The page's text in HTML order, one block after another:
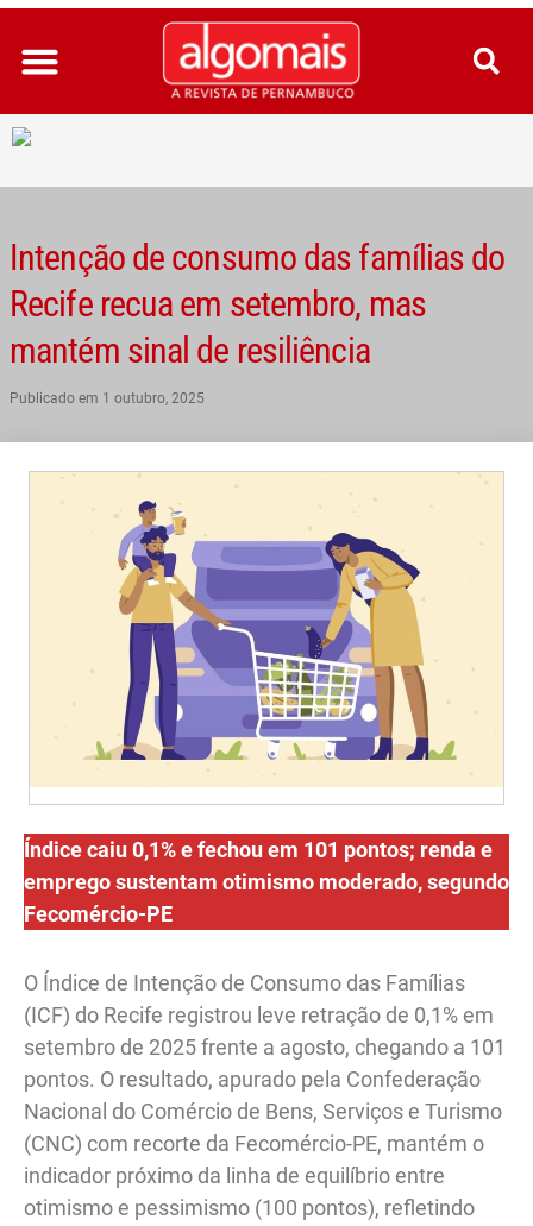
Ir
para
conteúdo
Intenção de consumo das famílias do
Recife recua em setembro, mas
mantém sinal de resiliência
Publicado em 1 outubro, 2025
Índice caiu 0,1% e fechou em 101 pontos; renda e
emprego sustentam otimismo moderado, segundo
Fecomércio-PE
O Índice de Intenção de Consumo das Famílias
(ICF) do Recife registrou leve retração de 0,1% em
setembro de 2025 frente a agosto, chegando a 101
pontos. O resultado, apurado pela Confederação
Nacional do Comércio de Bens, Serviços e Turismo
(CNC) com recorte da Fecomércio-PE, mantém o
indicador próximo da linha de equilíbrio entre
otimismo e pessimismo (100 pontos), refletindo